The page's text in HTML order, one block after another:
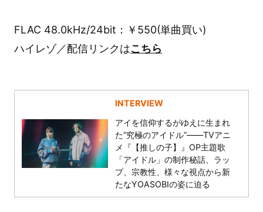
FLAC 48.0kHz/24bit：￥550(単曲買い)
ハイレゾ／配信リンクはこちら
INTERVIEW
アイを信仰するがゆえに生まれ
た“究極のアイドル”――TVアニ
メ『【推しの子】』OP主題歌
「アイドル」の制作秘話、ラッ
プ、宗教性、様々な視点から新
たなYOASOBIの姿に迫る